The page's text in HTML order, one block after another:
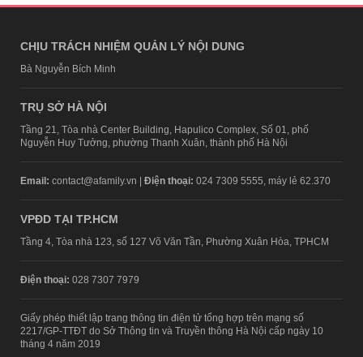
CHỊU TRÁCH NHIỆM QUẢN LÝ NỘI DUNG
Bà Nguyễn Bích Minh
TRỤ SỞ HÀ NỘI
Tầng 21, Tòa nhà Center Building, Hapulico Complex, Số 01, phố
Nguyễn Huy Tưởng, phường Thanh Xuân, thành phố Hà Nội
Email: contact@afamily.vn | Điện thoại: 024 7309 5555, máy lẻ 62.370
VPĐD TẠI TP.HCM
Tầng 4, Tòa nhà 123, số 127 Võ Văn Tần, Phường Xuân Hòa, TPHCM
Điện thoại: 028 7307 7979
Giấy phép thiết lập trang thông tin điện tử tổng hợp trên mạng số
2217/GP-TTĐT do Sở Thông tin và Truyền thông Hà Nội cấp ngày 10
tháng 4 năm 2019